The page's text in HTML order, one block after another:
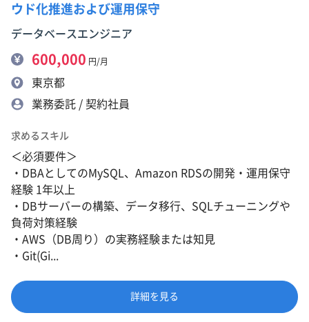
ウド化推進および運用保守
データベースエンジニア
600,000 円/月
東京都
業務委託 / 契約社員
求めるスキル
＜必須要件＞
・DBAとしてのMySQL、Amazon RDSの開発・運用保守
経験 1年以上
・DBサーバーの構築、データ移行、SQLチューニングや
負荷対策経験
・AWS（DB周り）の実務経験または知見
・Git(Gi...
詳細を見る